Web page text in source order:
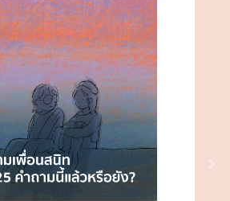
ยบทสนทนาเพื่อค้นหาเรื่องลึก ๆ ในใจ ได้
1 ใน 4 เกมที่น่าเล่นที่สุดช่วงกักตัวจาก
ทั่วโลก จาก Tabletopia
นเพิ่มเติมเกี่ยวกับการ์ดเกม